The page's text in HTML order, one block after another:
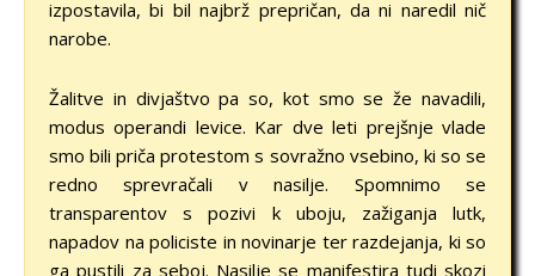
izpostavila, bi bil najbrž prepričan, da ni naredil nič
narobe.
Žalitve in divjaštvo pa so, kot smo se že navadili,
modus operandi levice. Kar dve leti prejšnje vlade
smo bili priča protestom s sovražno vsebino, ki so se
redno sprevračali v nasilje. Spomnimo se
transparentov s pozivi k uboju, zažiganja lutk,
napadov na policiste in novinarje ter razdejanja, ki so
ga pustili za seboj. Nasilje se manifestira tudi skozi